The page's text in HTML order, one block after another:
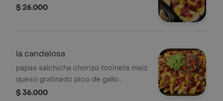
$ 26.000
la candelosa
papas salchicha chorizo tocineta maiz
queso gratinado pico de gallo
guacamole
$ 36.000